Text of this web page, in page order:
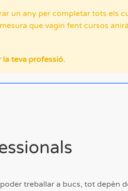
un any per completar tots els
que vagin fent cursos
la teva professió.
treballar a bucs, tot depèn